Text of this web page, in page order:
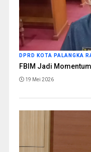
DPRD KOTA PALANGKA
FBIM Jadi
19 Mei 2026